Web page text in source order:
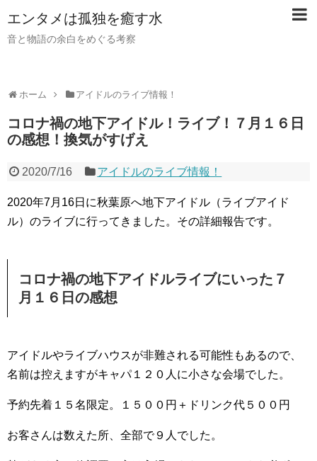
【PR】当サイトではアフィリエイト広告（PR）を利用し
ています。記事内ではアフィリエイトプログラムを利用し
て商品・サービスを紹介しています。
エンタメは孤独を癒す水
音と物語の余白をめぐる考察
ホーム アイドルのライブ情報！
コロナ禍の地下アイドル！ライブ！７月１６日
の感想！換気がすげえ
2020/7/16 アイドルのライブ情報！
2020年7月16日に秋葉原へ地下アイドル（ライブアイド
ル）のライブに行ってきました。その詳細報告です。
コロナ禍の地下アイドルライブにいった７
月１６日の感想
アイドルやライブハウスが非難される可能性もあるので、
名前は控えますがキャパ１２０人に小さな会場でした。
予約先着１５名限定。１５００円＋ドリンク代５００円
お客さんは数えた所、全部で９人でした。